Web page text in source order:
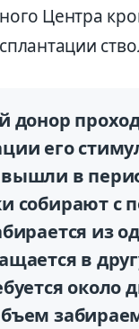
Центра
донор
его
вышли в
собирают с
из
в
около